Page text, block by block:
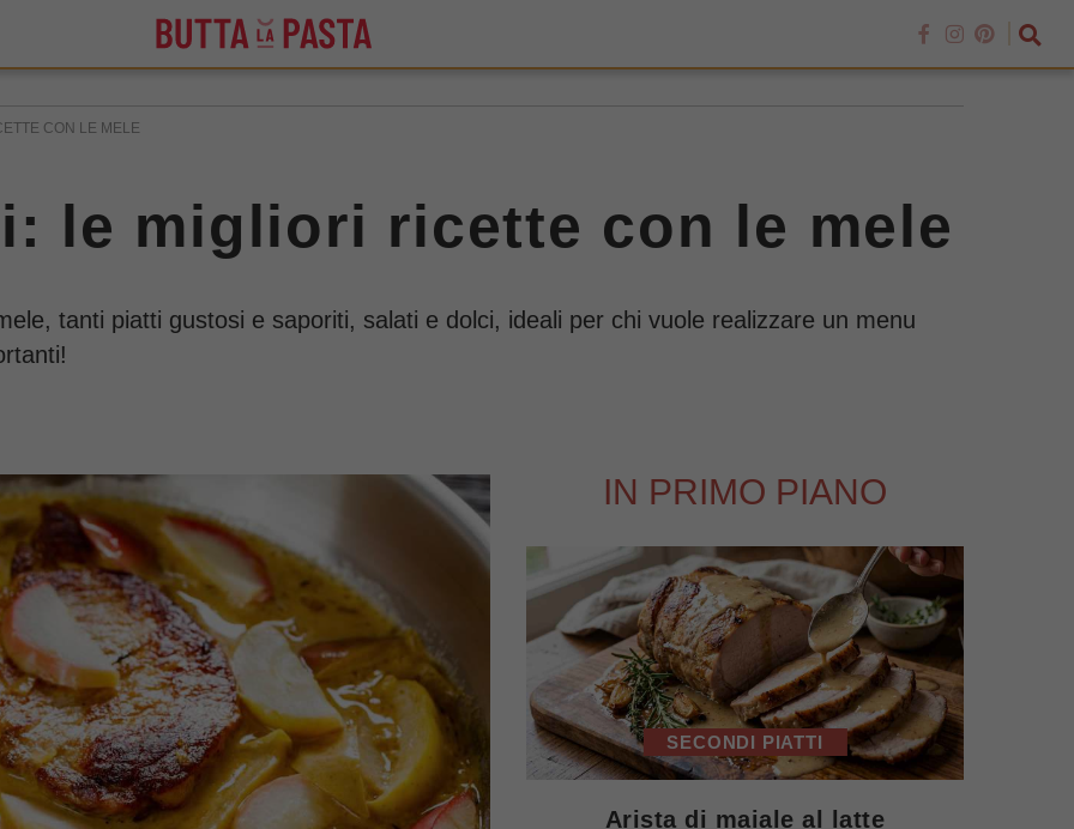
CON LE MELE
le migliori ricette con le mele
tanti piatti gustosi e saporiti, salati e dolci, ideali per chi vuole realizzare un menu
IN PRIMO PIANO
SECONDI PIATTI
Arista di maiale al latte